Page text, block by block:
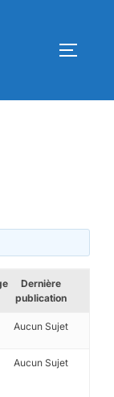
Dernière
publication
Aucun Sujet
Aucun Sujet